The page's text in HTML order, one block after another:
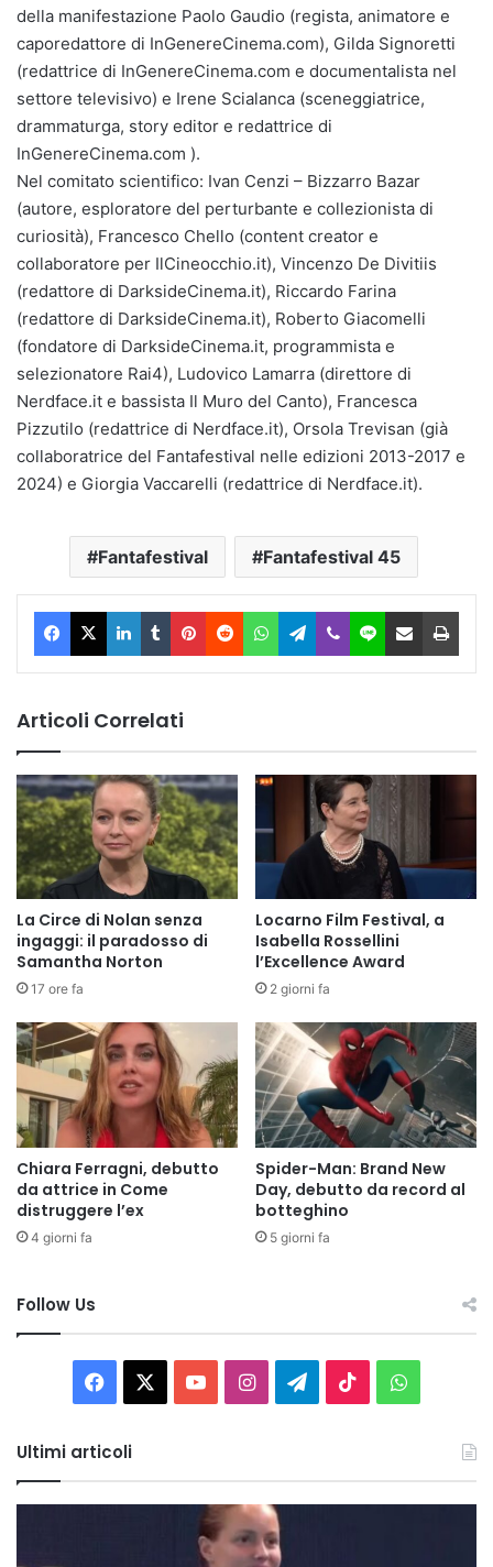
della manifestazione Paolo Gaudio (regista, animatore e
caporedattore di InGenereCinema.com), Gilda Signoretti
(redattrice di InGenereCinema.com e documentalista nel
settore televisivo) e Irene Scialanca (sceneggiatrice,
drammaturga, story editor e redattrice di
InGenereCinema.com ).
Nel comitato scientifico: Ivan Cenzi – Bizzarro Bazar
(autore, esploratore del perturbante e collezionista di
curiosità), Francesco Chello (content creator e
collaboratore per IlCineocchio.it), Vincenzo De Divitiis
(redattore di DarksideCinema.it), Riccardo Farina
(redattore di DarksideCinema.it), Roberto Giacomelli
(fondatore di DarksideCinema.it, programmista e
selezionatore Rai4), Ludovico Lamarra (direttore di
Nerdface.it e bassista Il Muro del Canto), Francesca
Pizzutilo (redattrice di Nerdface.it), Orsola Trevisan (già
collaboratrice del Fantafestival nelle edizioni 2013-2017 e
2024) e Giorgia Vaccarelli (redattrice di Nerdface.it).
Fantafestival Fantafestival 45
Facebook
X LinkedIn
TumblrPinterest
RedditWhatsAppTelegram
ViberLine Condividi via Email
Articoli Correlati
La Circe di Nolan senza
ingaggi: il paradosso di
Samantha Norton
17 ore fa
Locarno Film Festival, a
Isabella Rossellini
l’Excellence Award
2 giorni fa
Chiara Ferragni, debutto
da attrice in Come
distruggere l’ex
4 giorni fa
Spider-Man: Brand New
Day, debutto da record al
botteghino
5 giorni fa
Follow Us
Facebook You InstagramTelegram
TikTok
Ultimi articoli